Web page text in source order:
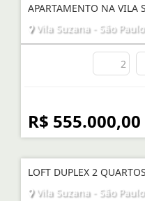
APARTAMENTO NA VILA
Vila Suzana - São Paulo
2
R$ 555.000,00
LOFT DUPLEX 2
Vila Suzana - São Paulo